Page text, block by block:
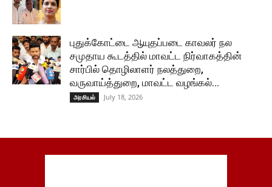
புதுக்கோட்டை ஆயுதப்படை காவலர் நல
சமுதாய கூடத்தில் மாவட்ட நிர்வாகத்தின்
சார்பில் தொழிலாளர் நலத்துறை,
வருவாய்த்துறை, மாவட்ட வழங்கல்...
அரசியல் July 18, 2026